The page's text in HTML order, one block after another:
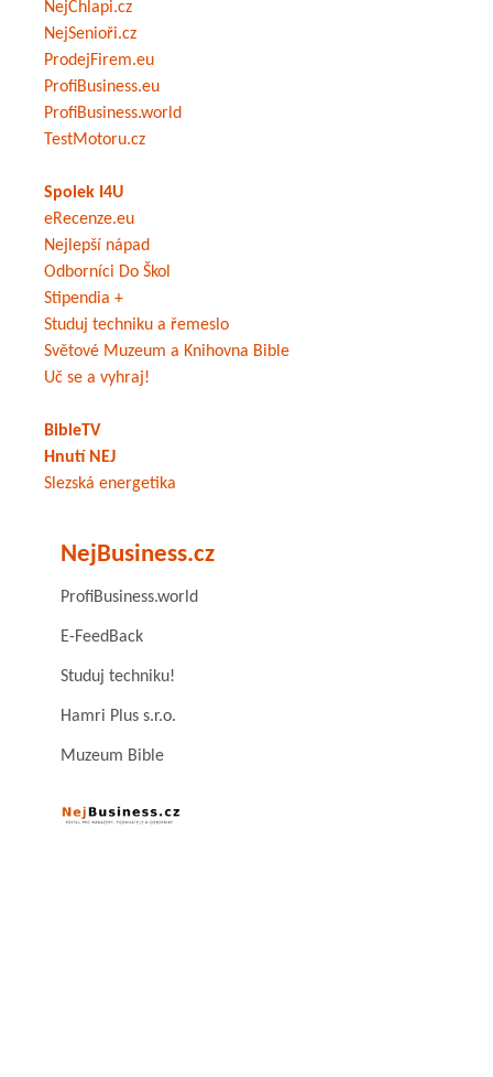
NejChlapi.cz
NejSenioři.cz
ProdejFirem.eu
ProfiBusiness.eu
ProfiBusiness.world
TestMotoru.cz
Spolek I4U
eRecenze.eu
Nejlepší nápad
Odborníci Do Škol
Stipendia +
Studuj techniku a řemeslo
Světové Muzeum a Knihovna Bible
Uč se a vyhraj!
BibleTV
Hnutí NEJ
Slezská energetika
NejBusiness.cz
ProfiBusiness.world
E-FeedBack
Studuj techniku!
Hamri Plus s.r.o.
Muzeum Bible